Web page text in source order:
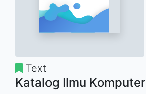
Text
Katalog Ilmu Komputer